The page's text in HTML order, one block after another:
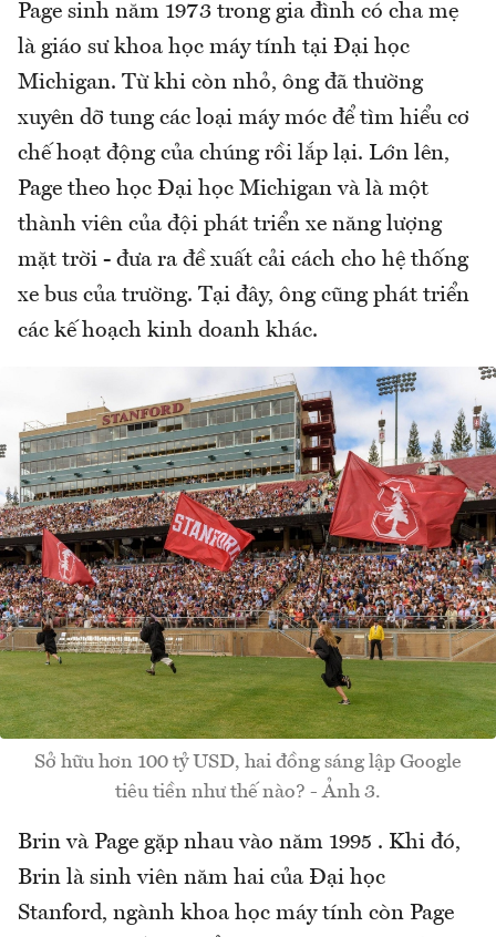
Page sinh năm 1973 trong gia đình có cha mẹ
là giáo sư khoa học máy tính tại Đại học
Michigan. Từ khi còn nhỏ, ông đã thường
xuyên dỡ tung các loại máy móc để tìm hiểu cơ
chế hoạt động của chúng rồi lắp lại. Lớn lên,
Page theo học Đại học Michigan và là một
thành viên của đội phát triển xe năng lượng
mặt trời - đưa ra đề xuất cải cách cho hệ thống
xe bus của trường. Tại đây, ông cũng phát triển
các kế hoạch kinh doanh khác.
Sở hữu hơn 100 tỷ USD, hai đồng sáng lập Google
tiêu tiền như thế nào? - Ảnh 3.
Brin và Page gặp nhau vào năm 1995 . Khi đó,
Brin là sinh viên năm hai của Đại học
Stanford, ngành khoa học máy tính còn Page